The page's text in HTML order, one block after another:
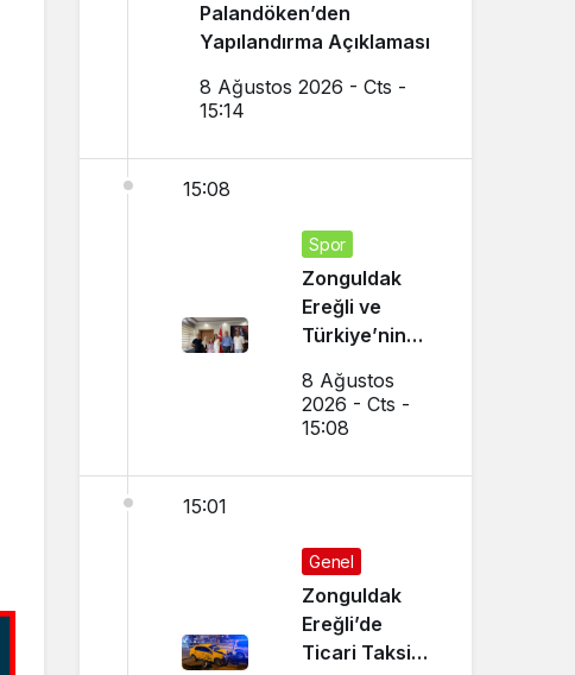
Palandöken’den
Yapılandırma Açıklaması
8 Ağustos 2026 - Cts -
15:14
15:08
Spor
Zonguldak
Ereğli ve
Türkiye’nin
8 Ağustos
2026 - Cts -
15:08
15:01
Genel
Zonguldak
Ereğli’de
Ticari Taksi